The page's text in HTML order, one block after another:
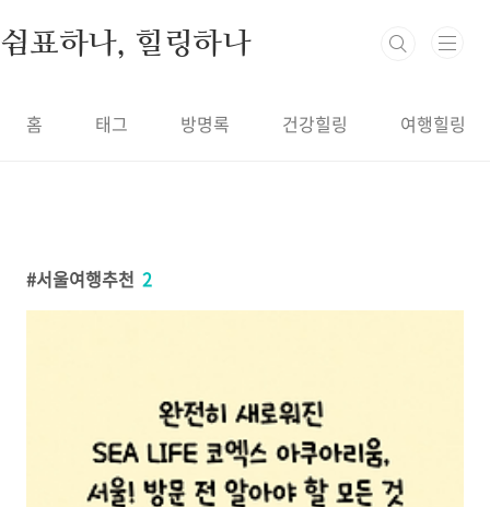
쉼표하나, 힐링하나
홈 태그 방명록 건강힐링 여행힐링
서울여행추천 2